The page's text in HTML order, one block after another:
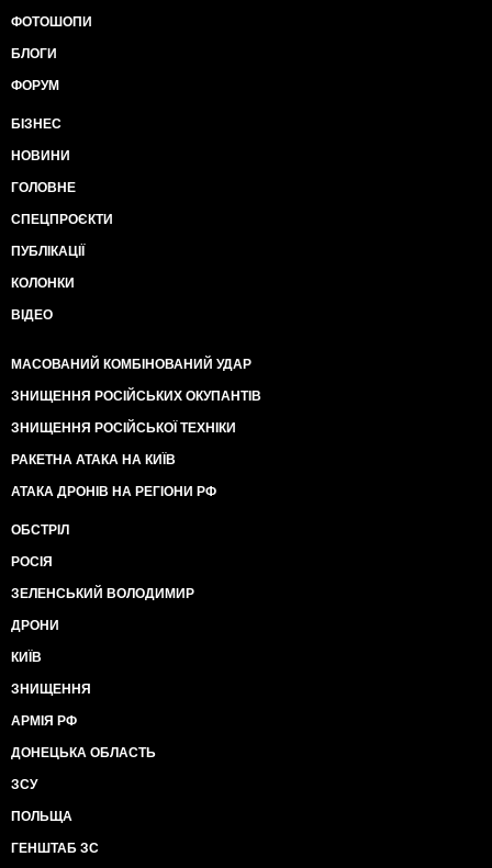
ФОТОШОПИ
БЛОГИ
ФОРУМ
БІЗНЕС
НОВИНИ
ГОЛОВНЕ
СПЕЦПРОЄКТИ
ПУБЛІКАЦІЇ
КОЛОНКИ
ВІДЕО
МАСОВАНИЙ КОМБІНОВАНИЙ УДАР
ЗНИЩЕННЯ РОСІЙСЬКИХ ОКУПАНТІВ
ЗНИЩЕННЯ РОСІЙСЬКОЇ ТЕХНІКИ
РАКЕТНА АТАКА НА КИЇВ
АТАКА ДРОНІВ НА РЕГІОНИ РФ
ОБСТРІЛ
РОСІЯ
ЗЕЛЕНСЬКИЙ ВОЛОДИМИР
ДРОНИ
КИЇВ
ЗНИЩЕННЯ
АРМІЯ РФ
ДОНЕЦЬКА ОБЛАСТЬ
ЗСУ
ПОЛЬЩА
ГЕНШТАБ ЗС